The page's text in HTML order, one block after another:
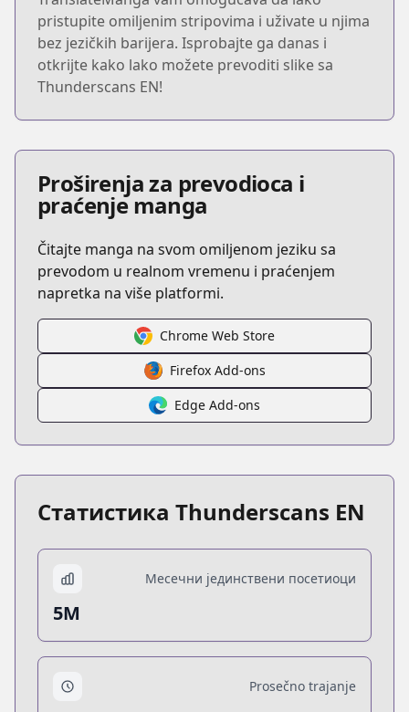
pristupite omiljenim stripovima i uživate u njima
bez jezičkih barijera. Isprobajte ga danas i
otkrijte kako lako možete prevoditi slike sa
Thunderscans EN!
Proširenja za prevodioca i
praćenje manga
Čitajte manga na svom omiljenom jeziku sa
prevodom u realnom vremenu i praćenjem
napretka na više platformi.
Chrome Web Store
Firefox Add-ons
Edge Add-ons
Статистика Thunderscans EN
Месечни јединствени посетиоци
5M
Prosečno trajanje